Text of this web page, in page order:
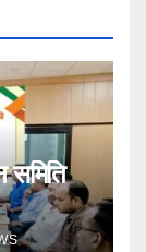
समिति